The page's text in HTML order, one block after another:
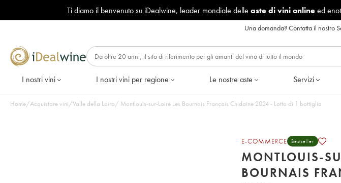
Ti diamo il benvenuto su iDealwine, leader mondiale delle aste di vini onlineed
Una domanda?Contatta il nostro
I nostri vini I nostri vini per regione Le nostre aste Servizi
Home/Acquistare vini/Valle della Loira/ Montlouis-sur-Loire Les Bournais François Chidaine 2024 - Lotto di 1 bottiglia
E-COMMERCE Bestseller
MONTLOUIS-
BOURNAIS